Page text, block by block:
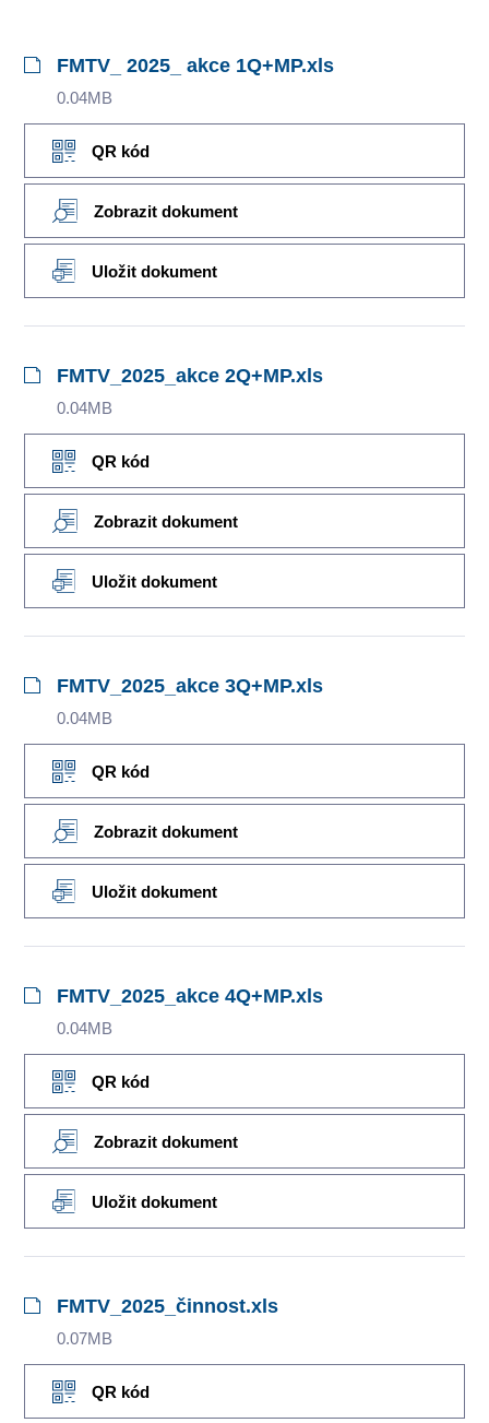
FMTV_ 2025_ akce 1Q+MP.xls
0.04MB
QR kód
Zobrazit dokument
Uložit dokument
FMTV_2025_akce 2Q+MP.xls
0.04MB
QR kód
Zobrazit dokument
Uložit dokument
FMTV_2025_akce 3Q+MP.xls
0.04MB
QR kód
Zobrazit dokument
Uložit dokument
FMTV_2025_akce 4Q+MP.xls
0.04MB
QR kód
Zobrazit dokument
Uložit dokument
FMTV_2025_činnost.xls
0.07MB
QR kód